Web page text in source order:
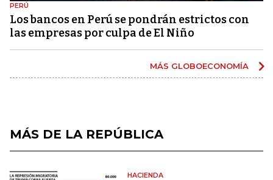
PERÚ
Los bancos en Perú se pondrán estrictos con
las empresas por culpa de El Niño
MÁS GLOBOECONOMÍA
MÁS DE LA REPÚBLICA
HACIENDA